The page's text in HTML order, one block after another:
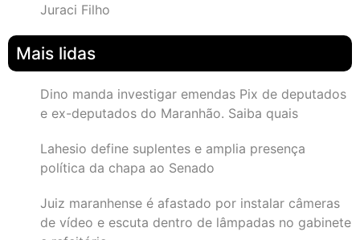
Juraci Filho
Mais lidas
Dino manda investigar emendas Pix de deputados
e ex-deputados do Maranhão. Saiba quais
Lahesio define suplentes e amplia presença
política da chapa ao Senado
Juiz maranhense é afastado por instalar câmeras
de vídeo e escuta dentro de lâmpadas no gabinete